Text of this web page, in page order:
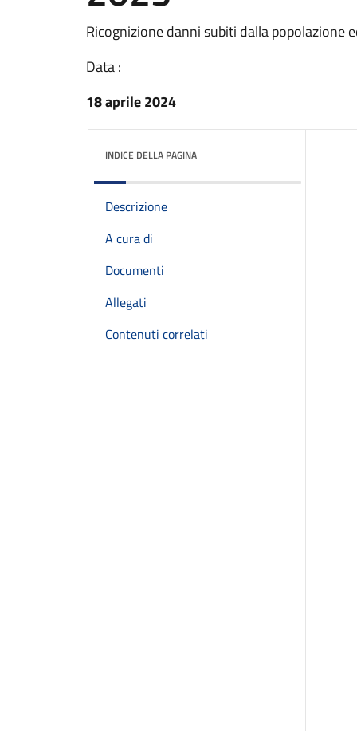
Ricognizione danni subiti dalla popolazione
Data :
18 aprile 2024
INDICE DELLA PAGINA
Descrizione
A cura di
Documenti
Allegati
Contenuti correlati